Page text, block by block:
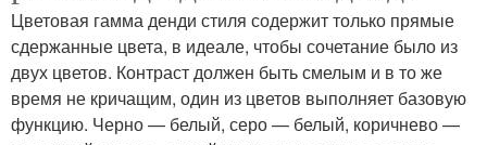
Цветовая гамма денди стиля содержит только прямые
сдержанные цвета, в идеале, чтобы сочетание было из
двух цветов. Контраст должен быть смелым и в то же
время не кричащим, один из цветов выполняет базовую
функцию. Черно — белый, серо — белый, коричнево —